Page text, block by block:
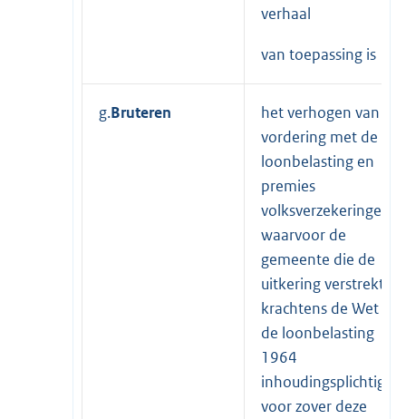
verhaal
van toepassing is
g.Bruteren
het verhogen van de
vordering met de
loonbelasting en
premies
volksverzekeringen
waarvoor de
gemeente die de
uitkering verstrekt
krachtens de Wet op
de loonbelasting
1964
inhoudingsplichtig is,
voor zover deze